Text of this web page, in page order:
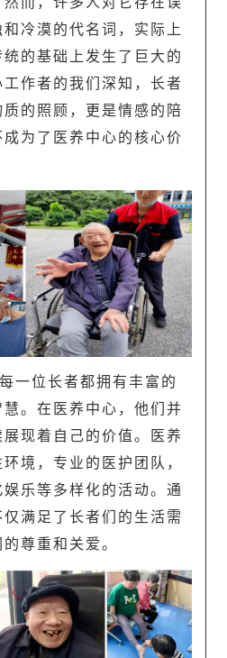
冷漠的代名词，实际上
的基础上发生了巨大的
作者的我们深知，长者
的照顾，更是情感的陪
为了医养中心的核心价
一位长者都拥有丰富的
。在医养中心，他们并
现着自己的价值。医养
境，专业的医护团队，
乐等多样化的活动。通
满足了长者们的生活需
尊重和关爱。